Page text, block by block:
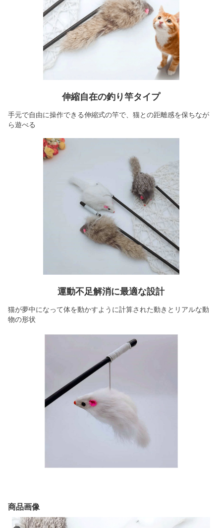
伸縮自在の釣り竿タイプ
手元で自由に操作できる伸縮式の竿で、猫との距離感を保ちなが
ら遊べる
運動不足解消に最適な設計
猫が夢中になって体を動かすように計算された動きとリアルな動
物の形状
商品画像